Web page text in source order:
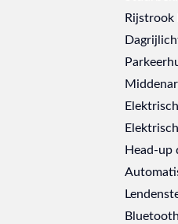
Rijstrook
Head-up
Bluetooth